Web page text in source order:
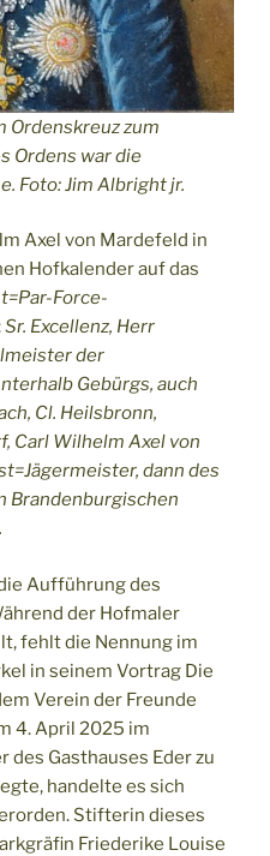
Ordenskreuz zum
Ordens war die
Foto: Jim Albright jr.
Axel von Mardefeld in
Hofkalender auf das
Force-
Sr. Excellenz, Herr
der
Gebürgs, auch
Cl. Heilsbronn,
Carl Wilhelm Axel von
dann des
Brandenburgischen
Aufführung des
der Hofmaler
fehlt die Nennung im
in seinem Vortrag Die
Verein der Freunde
4. April 2025 im
Gasthauses Eder zu
handelte es sich
Stifterin dieses
Friederike Louise